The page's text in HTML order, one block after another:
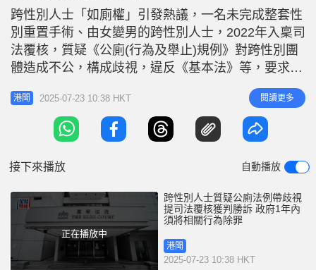
n
c
t
r
e
跨性別人士「如廁權」引發熱議，一名未完成整套性
別重置手術、由女變男的跨性別人士，2022年入稟司
法覆核，質疑《公廁(行為及舉止)規例》對跨性別團
體造成不公，構成歧視，違反《基本法》等，要求擴
闊「男性」及「女性」定義，為跨性別人士爭取權利
平等使用公廁。法官高浩文今日於高等法院宣佈跨性
別人士勝訴，裁定條例違憲，要求政府處理，在1年
內將相關行為除罪，惟認為男女界線應由立法機關而
港聞 2025-07-23 10:38 HKT 閱讀更多
接下來播放 自動播放
正在播放中
跨性別人士質疑公廁法例帶歧視
提司法覆核獲判勝訴 政府1年內
須將相關行為除罪
港聞
2025-07-23 10:38 HKT